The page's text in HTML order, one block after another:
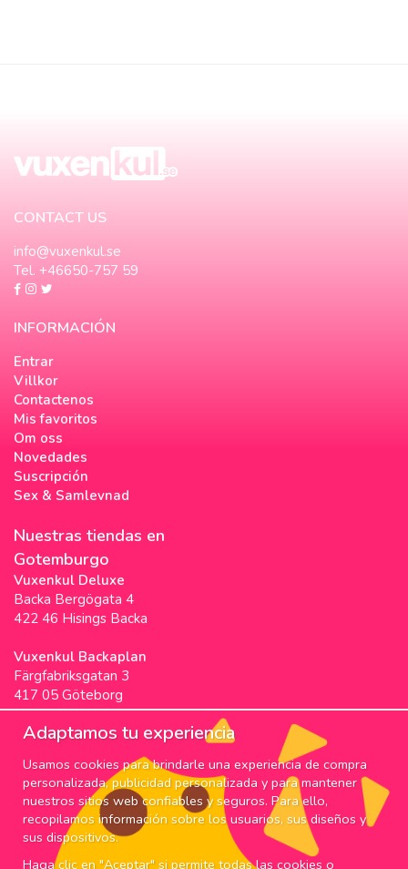
CONTACT US
info@vuxenkul.se
Tel. +46650-757 59
INFORMACIÓN
Entrar
Villkor
Contactenos
Mis favoritos
Om oss
Novedades
Suscripción
Sex & Samlevnad
Nuestras tiendas en
Gotemburgo
Vuxenkul Deluxe
Backa Bergögata 4
422 46 Hisings Backa
Vuxenkul Backaplan
Färgfabriksgatan 3
417 05 Göteborg
Vuxenkul Stigscenter
Backa Bergögata 2
422 46 Hisings Backa
Horarios & Info
SUSCRIPCIÓN
Adaptamos tu experiencia
Usamos cookies para brindarle una experiencia de compra
personalizada, publicidad personalizada y para mantener
nuestros sitios web confiables y seguros. Para ello,
recopilamos información sobre los usuarios, sus diseños y
sus dispositivos.
Haga clic en "Aceptar" si permite todas las cookies o